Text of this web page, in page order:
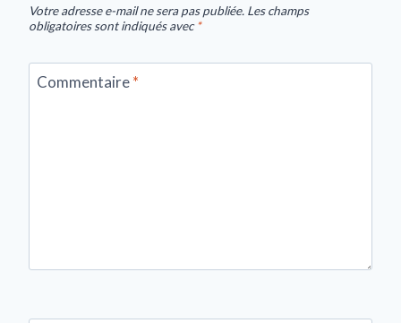
Votre adresse e-mail ne sera pas publiée. Les champs
obligatoires sont indiqués avec*
Commentaire*